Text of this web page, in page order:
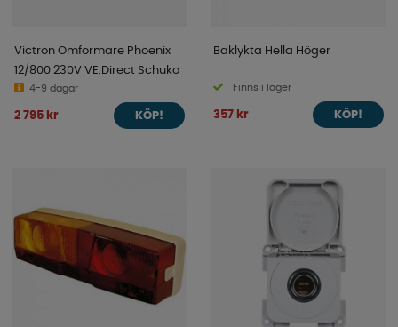
Victron Omformare Phoenix
12/800 230V VE.Direct Schuko
4-9 dagar
2 795 kr KÖP!
Baklykta Hella Höger
Finns i lager
357 kr KÖP!